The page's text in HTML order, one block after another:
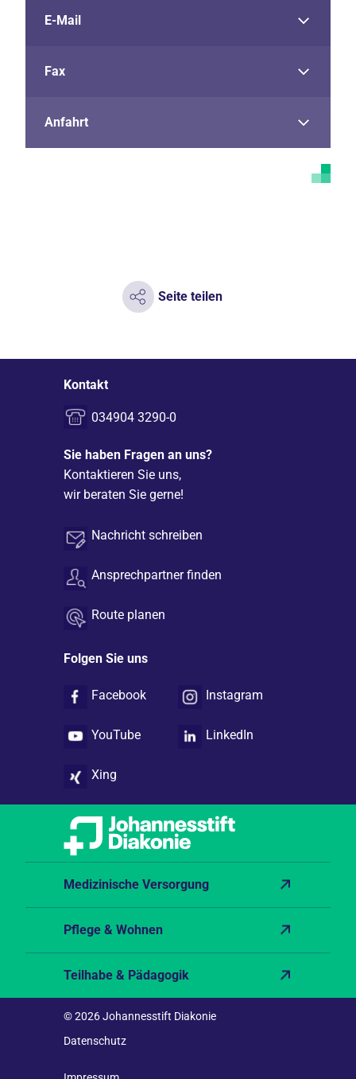
E-Mail
Fax
Anfahrt
Seite teilen
Kontakt
034904 3290-0
Sie haben Fragen an uns?
Kontaktieren Sie uns,
wir beraten Sie gerne!
Nachricht schreiben
Ansprechpartner finden
Route planen
Folgen Sie uns
Facebook Instagram
YouTube LinkedIn
Xing
Medizinische Versorgung
Pflege & Wohnen
Teilhabe & Pädagogik
© 2026 Johannesstift Diakonie
Datenschutz